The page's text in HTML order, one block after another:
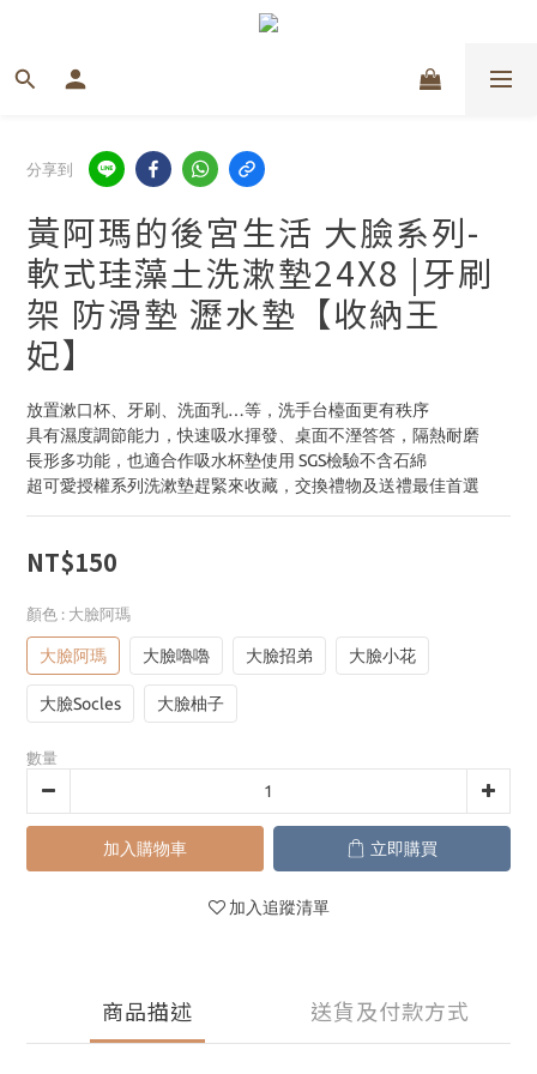
分享到
黃阿瑪的後宮生活 大臉系列-
軟式珪藻土洗漱墊24X8 |牙刷
架 防滑墊 瀝水墊【收納王
妃】
放置漱口杯、牙刷、洗面乳…等，洗手台檯面更有秩序
具有濕度調節能力，快速吸水揮發、桌面不溼答答，隔熱耐磨
長形多功能，也適合作吸水杯墊使用 SGS檢驗不含石綿
超可愛授權系列洗漱墊趕緊來收藏，交換禮物及送禮最佳首選
NT$150
顏色 : 大臉阿瑪
大臉阿瑪 大臉嚕嚕 大臉招弟 大臉小花
大臉Socles 大臉柚子
數量
加入購物車 立即購買
加入追蹤清單
商品描述 送貨及付款方式